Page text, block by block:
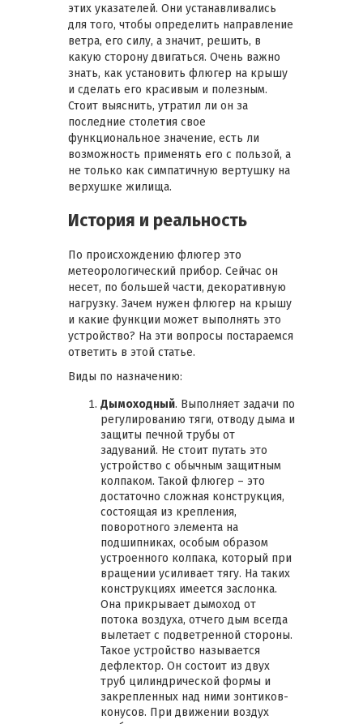
этих указателей. Они устанавливались
для того, чтобы определить направление
ветра, его силу, а значит, решить, в
какую сторону двигаться. Очень важно
знать, как установить флюгер на крышу
и сделать его красивым и полезным.
Стоит выяснить, утратил ли он за
последние столетия свое
функциональное значение, есть ли
возможность применять его с пользой, а
не только как симпатичную вертушку на
верхушке жилища.
История и реальность
По происхождению флюгер это
метеорологический прибор. Сейчас он
несет, по большей части, декоративную
нагрузку. Зачем нужен флюгер на крышу
и какие функции может выполнять это
устройство? На эти вопросы постараемся
ответить в этой статье.
Виды по назначению:
Дымоходный. Выполняет задачи по
регулированию тяги, отводу дыма и
защиты печной трубы от
задуваний. Не стоит путать это
устройство с обычным защитным
колпаком. Такой флюгер – это
достаточно сложная конструкция,
состоящая из крепления,
поворотного элемента на
подшипниках, особым образом
устроенного колпака, который при
вращении усиливает тягу. На таких
конструкциях имеется заслонка.
Она прикрывает дымоход от
потока воздуха, отчего дым всегда
вылетает с подветренной стороны.
Такое устройство называется
дефлектор. Он состоит из двух
труб цилиндрической формы и
закрепленных над ними зонтиков-
конусов. При движении воздух